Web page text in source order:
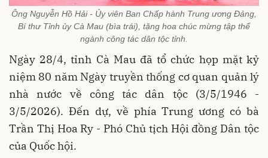
Ông Nguyễn Hồ Hải - Ủy viên Ban Chấp hành Trung ương Đảng,
Bí thư Tỉnh ủy Cà Mau (bìa trái), tặng hoa chúc mừng tập thể
ngành công tác dân tộc tỉnh.
Ngày 28/4, tỉnh Cà Mau đã tổ chức họp mặt kỷ
niệm 80 năm Ngày truyền thống cơ quan quản lý
nhà nước về công tác dân tộc (3/5/1946 -
3/5/2026). Đến dự, về phía Trung ươngcó bà
Trần Thị Hoa Ry - Phó Chủ tịch Hội đồng Dân tộc
của Quốc hội.